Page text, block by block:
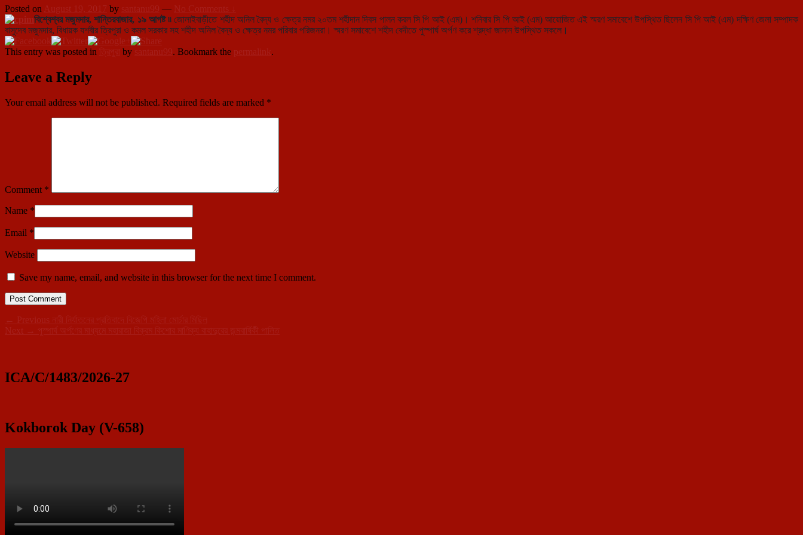
Posted on August 19, 2017 by santanu99 — No Comments ↓
বিশ্বেশ্বর মজুমদার, শান্তিরবাজার, ১৯ আগষ্ট ৷৷ জোলাইবাড়ীতে শহীদ অনিল বৈদ্য ও ক্ষেত্র নমর ২০তম শহীদান দিবস পালন করল সি পি আই (এম)। শনিবার সি পি আই (এম) আয়োজিত এই স্মরণ সমাবেশে উপস্থিত ছিলেন সি পি আই (এম) দক্ষিণ জেলা সম্পাদক
বাসুদেব মজুমদার, বিধায়ক যশবীর ত্রিপুরা ও কমল সরকার সহ শহীদ অনিল বৈদ্য ও ক্ষেত্র নমর পরিবার পরিজনরা। স্মরণ সমাবেশে শহীদ বেদীতে পুস্পার্ঘ অর্পণ করে শ্রদ্ধা জানান উপস্থিত সকলে।
This entry was posted in ত্রিপুরা by santanu99. Bookmark the permalink.
Leave a Reply
Your email address will not be published. Required fields are marked *
Comment *
Name *
Email *
Website
Save my name, email, and website in this browser for the next time I comment.
Post
navigation
← Previous Previous
post:
নারী নির্যাতনের প্রতিবাদে বিজেপি মহিলা মোর্চার মিছিল
Next →
Next
পুস্পার্ঘ অর্পণের মাধ্যমে মহারাজা বিক্রম কিশোর মাণিক্য বাহাদুরের জন্মবার্ষিকী পালিত
Widget
ICA/C/1483/2026-27
Kokborok Day (V-658)